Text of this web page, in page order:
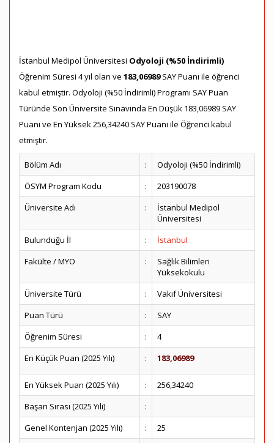
İstanbul Medipol Üniversitesi Odyoloji (%50 İndirimli)
Öğrenim Süresi 4 yıl olan ve 183,06989SAY Puanı ile öğrenci
kabul etmiştir. Odyoloji (%50 İndirimli) Programı SAY Puan
Türünde Son Üniversite Sınavında En Düşük 183,06989 SAY
Puanı ve En Yüksek 256,34240 SAY Puanı ile Öğrenci kabul
etmiştir.
Bölüm Adı :
Odyoloji (%50 İndirimli)
ÖSYM Program Kodu
:
203190078
Üniversite Adı
:
İstanbul Medipol
Üniversitesi
Bulunduğu İl
:
İstanbul
Fakülte / MYO
:
Sağlık Bilimleri
Yüksekokulu
Üniversite Türü
:
Vakıf Üniversitesi
Puan Türü
:
SAY
Öğrenim Süresi
:
4
En Küçük Puan (2025 Yılı)
: 183,06989
En Yüksek Puan (2025 Yılı) :
256,34240
Başarı Sırası (2025 Yılı)
:
Genel Kontenjan (2025 Yılı)
:
25